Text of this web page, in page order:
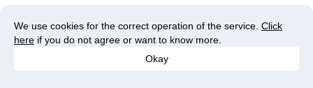
We use cookies for the correct operation of the service. Click
here if you do not agree or want to know more.
Okay